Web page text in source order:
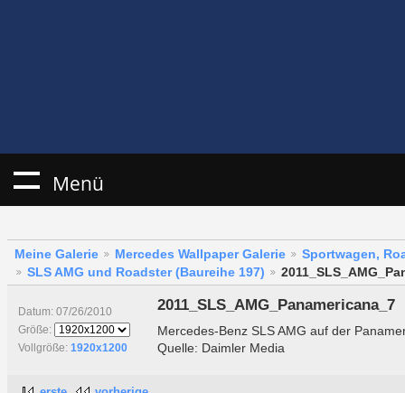
Menü
Meine Galerie Mercedes Wallpaper Galerie
Sportwagen,
SLS AMG und Roadster (Baureihe 197)
Datum: 07/26/2010
Größe:
Vollgröße: 1920x1200
2011_SLS_AMG_Panamericana_7
Mercedes-Benz SLS AMG auf der
Quelle: Daimler Media